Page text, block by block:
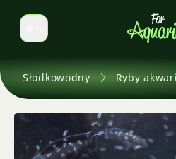
Zmień język
Słodkowodny Ryby